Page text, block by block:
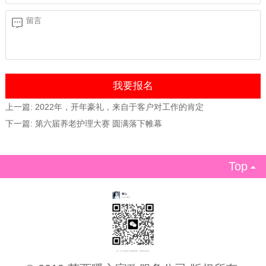
上一篇: 2022年，开年豪礼，来自于客户对工作的肯定
下一篇: 第六届养老护理大赛 圆满落下帷幕
Top